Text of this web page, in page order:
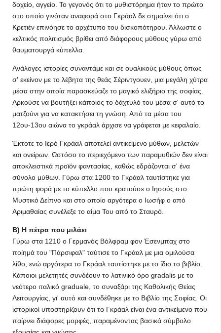
δοχείο, αγγείο. Το γεγονός ότι το μυθιστόρημα ήταν το πρώτο
στο οποίο γινόταν αναφορά στο Γκράαλ δε σημαίνει ότι ο
Κρετιέν επινόησε το αρχέτυπο του δισκοπότηρου. Άλλωστε ο
κελτικός πολιτισμός βρίθει από διάφορους μύθους γύρω από
θαυματουργά κύπελλα.
Ανάλογες ιστορίες συναντάμε και σε ουαλικούς μύθους όπως
σ' εκείνον με το λέβητα της θεάς Σέριντγουεν, μια μεγάλη χύτρα
μέσα στην οποία παρασκεύαζε το μαγικό ελιξήριο της σοφίας.
Αρκούσε να βουτήξει κάποιος το δάχτυλό του μέσα σ' αυτό το
ματζούνι για να κατακτήσει τη γνώση. Από τα μέσα του
12ου-13ου αιώνα το γκράαλ άρχισε να γράφεται με κεφαλαίο.
Έκτοτε το Ιερό Γκράαλ αποτελεί αντικείμενο μύθων, μελετών
και ονείρων. Ωστόσο το περιεχόμενο των παραμυθιών δεν είναι
αποκλειστικά προϊόν φαντασίας, καθώς εδράζονται σ' ένα
σύνολο μύθων. Γύρω στα 1200 το Γκράαλ ταυτίστηκε για
πρώτη φορά με το κύπελλο που κρατούσε ο Ιησούς στο
Μυστικό Δείπνο και στο οποίο αργότερα ο Ιωσήφ ο από
Αριμαθαίας συνέλεξε το αίμα Του από το Σταυρό.
Β) Η πέτρα που μιλάει
Γύρω στα 1210 ο Γερμανός Βόλφραμ φον Έσενμπαχ στο
ποίημά του "Πάρσιφαλ" ταύτισε το Γκράαλ με μια ομιλούσα
λίθο, ενώ αργότερα το Γκράαλ ταυτίστηκε με το ίδιο το βιβλίο.
Κάποιοι μελετητές συνδέουν το λατινικό όρο gradalis με το
νεότερο ιταλικό graduale, το συναξάρι της Καθολικής Θείας
Λειτουργίας, γι' αυτό και συνδέθηκε με το Βιβλίο της Σοφίας. Οι
ιστορικοί υποστηρίζουν ότι το Γκράαλ είναι ένα αντικείμενο που
παίρνει διάφορες μορφές, παραμένοντας βασικά σύμβολο